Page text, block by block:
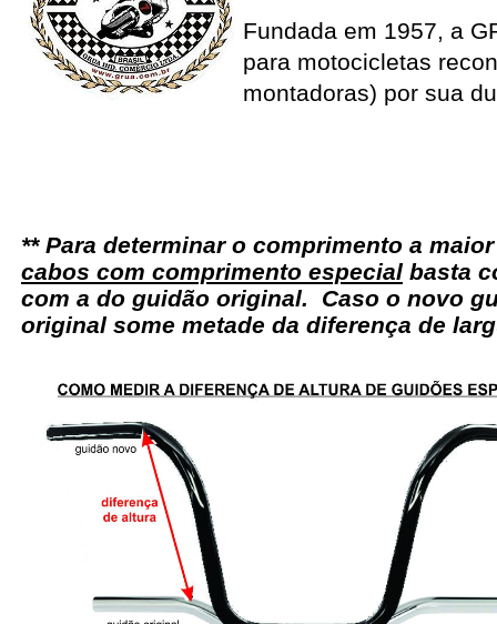
Fundada em 1957, a
para motocicletas
montadoras) por sua
** Para determinar o comprimento a
cabos com comprimento especial basta
com a do guidão original. Caso o novo
original some metade da diferença de